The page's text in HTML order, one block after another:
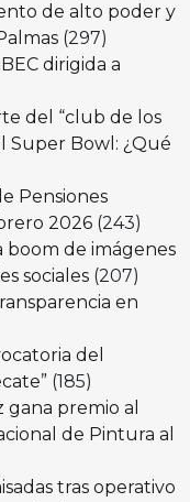
de alto poder y
(297)
dirigida a
del “club de los
Super Bowl: ¿Qué
Pensiones
2026 (243)
boom de imágenes
sociales (207)
en
del
(185)
premio al
de Pintura al
tras operativo